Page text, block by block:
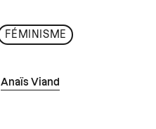
FÉMINISME
Anaïs Viand